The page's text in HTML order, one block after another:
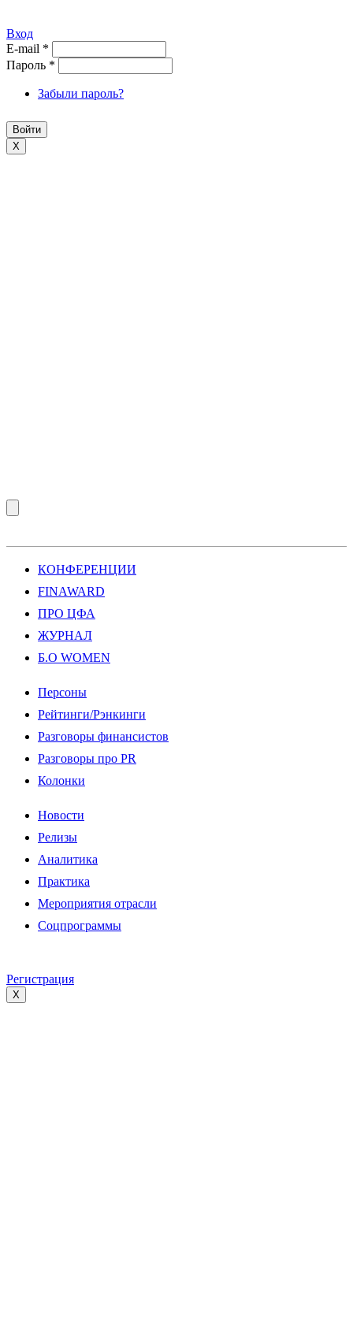
Вход
E-mail *
Пароль *
Забыли пароль?
X
КОНФЕРЕНЦИИ
FINAWARD
ПРО ЦФА
ЖУРНАЛ
Б.О WOMEN
Персоны
Рейтинги/Рэнкинги
Разговоры финансистов
Разговоры про PR
Колонки
Новости
Релизы
Аналитика
Практика
Мероприятия отрасли
Соцпрограммы
Регистрация
X